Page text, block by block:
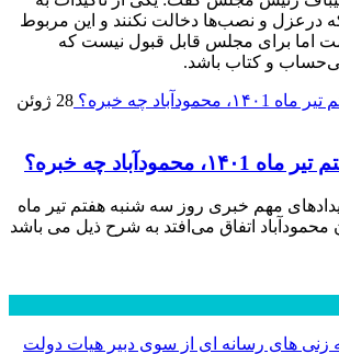
درعزل و نصب‌ها دخالت نکنند و این مربوط
اما برای مجلس قابل قبول نیست که
و کتاب باشد.
28 ژوئن
چه خبره؟
مهم خبری روز سه شنبه هفتم تیر ماه
محمودآباد اتفاق می‌افتد به شرح ذیل می باشد